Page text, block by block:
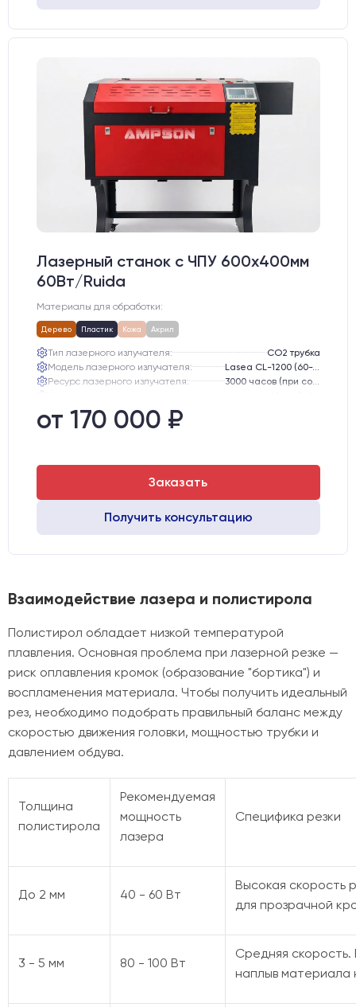
Лазерный станок c ЧПУ 600х400мм
60Вт/Ruida
Материалы для обработки:
Дерево Пластик Кожа Акрил
Тип лазерного излучателя:
СО2 трубка
Модель лазерного излучателя:
Lasea CL-1200 (60-75 Вт)
Ресурс лазерного излучателя:
3000 часов (при соблюдении условий эксплуатации)
Зеркала:
Интерфейс подключения станка к ПК:
от 170 000 ₽
Заказать
Получить консультацию
Взаимодействие лазера и полистирола
Полистирол обладает низкой температурой
плавления. Основная проблема при лазерной резке —
риск оплавления кромок (образование "бортика") и
воспламенения материала. Чтобы получить идеальный
рез, необходимо подобрать правильный баланс между
скоростью движения головки, мощностью трубки и
давлением обдува.
Толщина
полистирола
Рекомендуемая
мощность
лазера
Специфика резки
До 2 мм 40 - 60 Вт
Высокая скорость
для прозрачной
3 - 5 мм 80 - 100 Вт
Средняя скорость.
наплыв материала